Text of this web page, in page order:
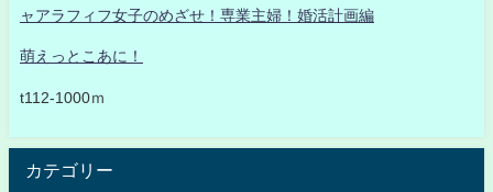
ャアラフィフ女子のめざせ！専業主婦！婚活計画編
萌えっとこあに！
t112-1000ｍ
カテゴリー